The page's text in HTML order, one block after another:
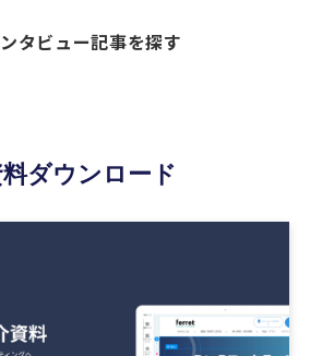
タビュー記事を探す
ダウンロード